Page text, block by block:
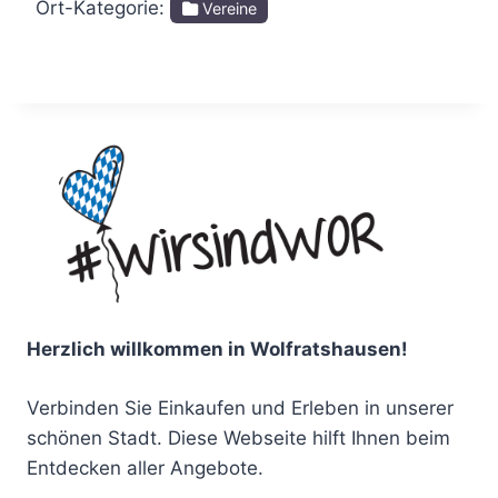
Ort-Kategorie: Vereine
Herzlich willkommen in Wolfratshausen!
Verbinden Sie Einkaufen und Erleben in unserer
schönen Stadt. Diese Webseite hilft Ihnen beim
Entdecken aller Angebote.